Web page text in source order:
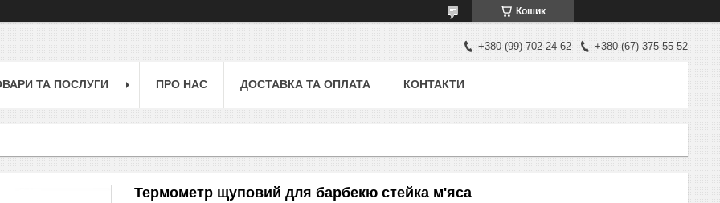
Кошик
+380 (99) 702-24-62 +380 (67) 375-55-52
ТА ПОСЛУГИ ПРО НАС ДОСТАВКА ТА ОПЛАТА КОНТАКТИ
Термометр щуповий для барбекю стейка м'яса